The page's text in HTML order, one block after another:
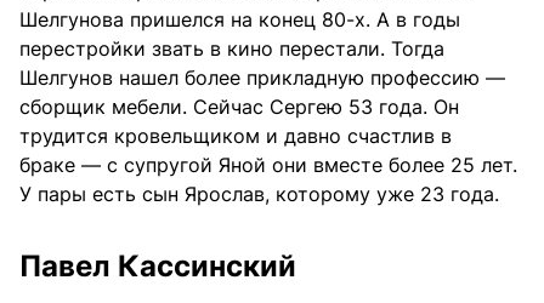
Шелгунова пришелся на конец 80-х. А в годы
перестройки звать в кино перестали. Тогда
Шелгунов нашел более прикладную профессию —
сборщик мебели. Сейчас Сергею 53 года. Он
трудится кровельщиком и давно счастлив в
браке — с супругой Яной они вместе более 25 лет.
У пары есть сын Ярослав, которому уже 23 года.
Павел Кассинский